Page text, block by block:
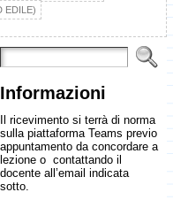
EDILE)
Informazioni
Il ricevimento si terrà di norma
sulla piattaforma Teams previo
appuntamento da concordare a
lezione o contattando il
docente all’email indicata
sotto.